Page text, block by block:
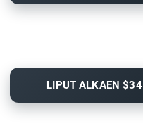
LIPUT ALKAEN $34